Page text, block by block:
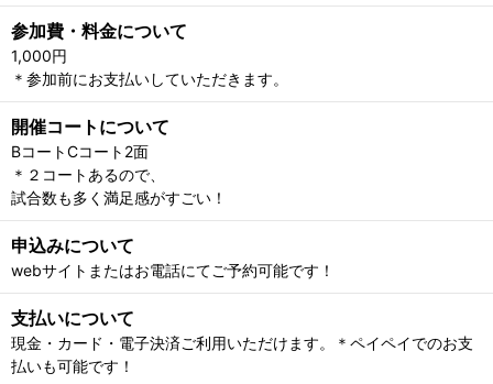
参加費・料金について
1,000円
＊参加前にお支払いしていただきます。
開催コートについて
BコートCコート2面
＊２コートあるので、
試合数も多く満足感がすごい！
申込みについて
webサイトまたはお電話にてご予約可能です！
支払いについて
現金・カード・電子決済ご利用いただけます。＊ペイペイでのお支
払いも可能です！